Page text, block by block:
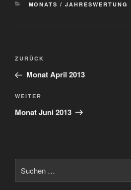
KATEGORIEN
MONATS / JAHRESWERTUNG
Beitragsnavigation
Vorheriger
Beitrag
ZURÜCK
Monat April 2013
Nächster
Beitrag
WEITER
Monat Juni 2013
nach: